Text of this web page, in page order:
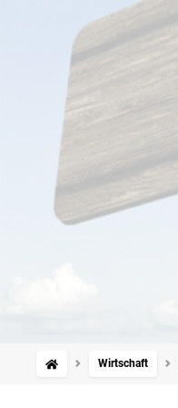
Wirtschaft